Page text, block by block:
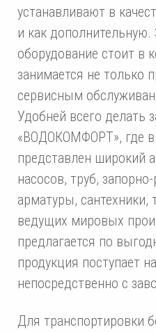
устанавливают в
и как дополнительную.
оборудование стоит в
занимается не только
сервисным
Удобней всего делать
«ВОДОКОМФОРТ», где в
представлен широкий
насосов, труб,
арматуры, сантехники,
ведущих мировых
предлагается по
продукция поступает
непосредственно с
Для транспортировки